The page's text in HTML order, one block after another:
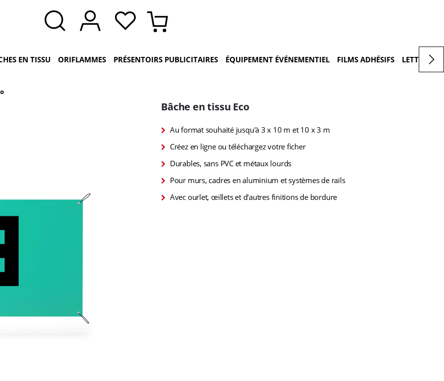
EN TISSU ORIFLAMMES PRÉSENTOIRS PUBLICITAIRES ÉQUIPEMENT ÉVÉNEMENTIEL FILMS ADHÉSIFS
Bâche en tissu Eco
Au format souhaité jusqu'à 3 x 10 m et 10 x 3 m
Créez en ligne ou téléchargez votre ficher
Durables, sans PVC et métaux lourds
Pour murs, cadres en aluminium et systèmes de rails
Avec ourlet, œillets et d'autres finitions de bordure